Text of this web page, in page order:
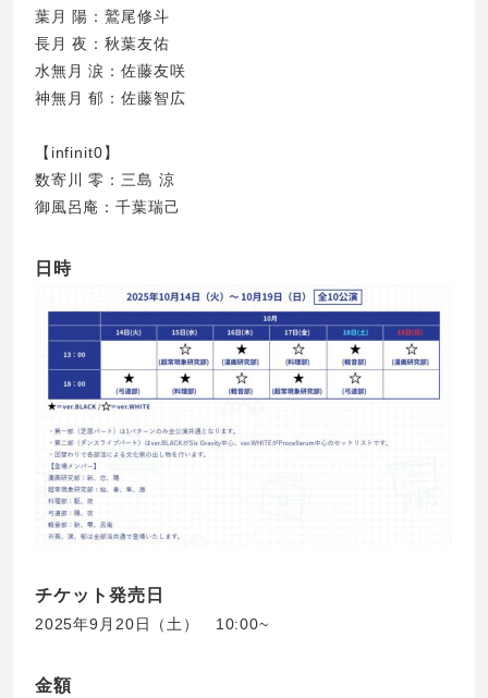
葉月 陽：鷲尾修斗
長月 夜：秋葉友佑
水無月 涙：佐藤友咲
神無月 郁：佐藤智広
【infinit0】
数寄川 零：三島 涼
御風呂庵：千葉瑞己
日時
チケット発売日
2025年9月20日（土） 10:00~
金額